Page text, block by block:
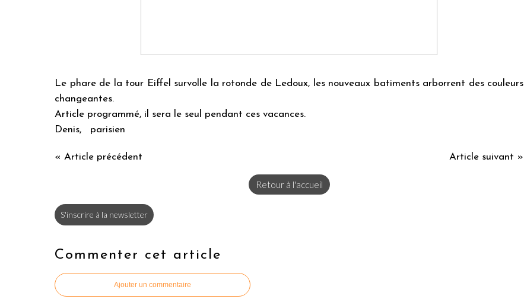
Le phare de la tour Eiffel survolle la rotonde de Ledoux, les nouveaux batiments arborrent des couleurs
changeantes.
Article programmé, il sera le seul pendant ces vacances.
Denis, parisien
« Article précédent Article suivant »
Retour à l'accueil
S'inscrire à la newsletter
Commenter cet article
Ajouter un commentaire